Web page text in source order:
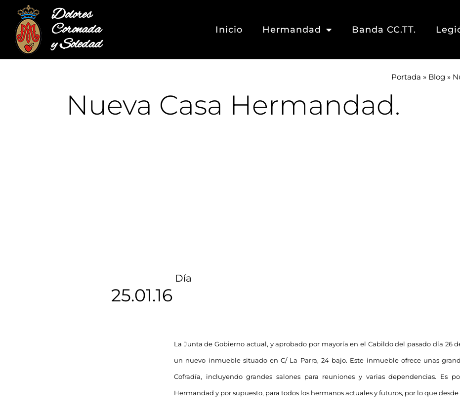
Dolores
Coronada
y Soledad
Inicio Hermandad Banda CC.TT.
Portada » Blog »
Nueva Casa Hermandad.
Día
25.01.16
La Junta de Gobierno actual, y aprobado por mayoría en el Cabildo del pasado día 26
un nuevo inmueble situado en C/ La Parra, 24 bajo. Este inmueble ofrece unas
Cofradía, incluyendo grandes salones para reuniones y varias dependencias. Es
Hermandad y por supuesto, para todos los hermanos actuales y futuros, por lo que